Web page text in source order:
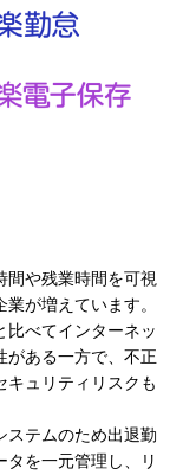
や残業時間を可視
が増えています。
比べてインターネッ
がある一方で、不正
キュリティリスクも
テムのため出退勤
を一元管理し、リ